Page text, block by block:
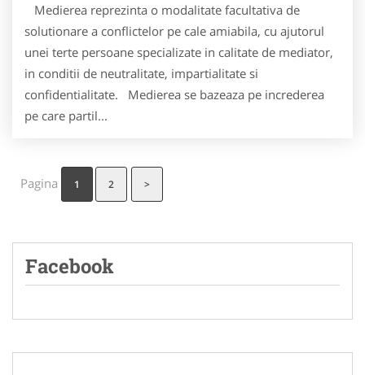
Medierea reprezinta o modalitate facultativa de
solutionare a conflictelor pe cale amiabila, cu ajutorul
unei terte persoane specializate in calitate de mediator,
in conditii de neutralitate, impartialitate si
confidentialitate. Medierea se bazeaza pe increderea
pe care partil...
Pagina 1 2 >
Facebook